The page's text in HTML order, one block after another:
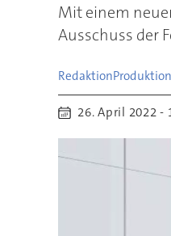
Mit einem
Ausschuss der
RedaktionProduktion
26. April 2022 -